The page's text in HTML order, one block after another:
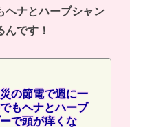
ヘナとハーブシャン
です！
の節電で週に一
もヘナとハーブ
で頭が痒くな